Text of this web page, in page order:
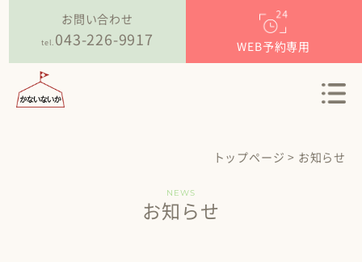
お問い合わせ
tel. 043-226-9917 WEB予約専用
home
スタッフ紹介
staff
トップページ > お知らせ
NEWS
お知らせ